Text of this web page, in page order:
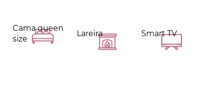
Cama queen
size
Lareira Smart TV